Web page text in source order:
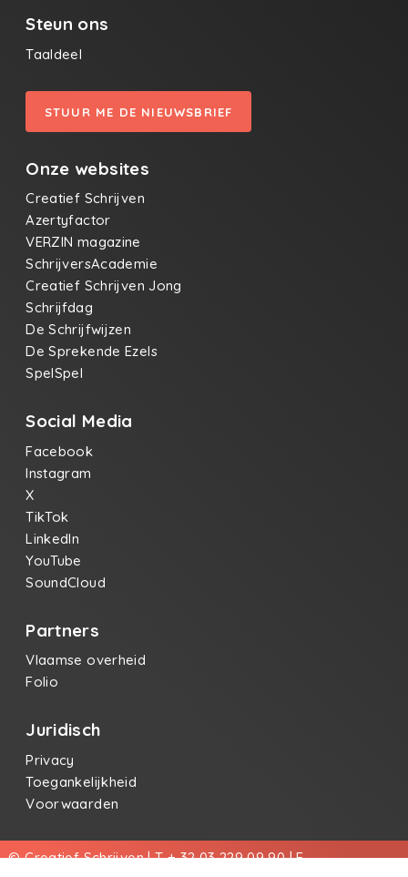
Steun ons
Taaldeel
STUUR ME DE NIEUWSBRIEF
Onze websites
Creatief Schrijven
Azertyfactor
VERZIN magazine
SchrijversAcademie
Creatief Schrijven Jong
Schrijfdag
De Schrijfwijzen
De Sprekende Ezels
SpelSpel
Social Media
Facebook
Instagram
X
TikTok
LinkedIn
YouTube
SoundCloud
Partners
Vlaamse overheid
Folio
Juridisch
Privacy
Toegankelijkheid
Voorwaarden
© Creatief Schrijven | T + 32 03 229 09 90 | E